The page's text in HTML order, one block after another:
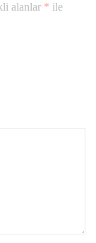
alanlar * ile